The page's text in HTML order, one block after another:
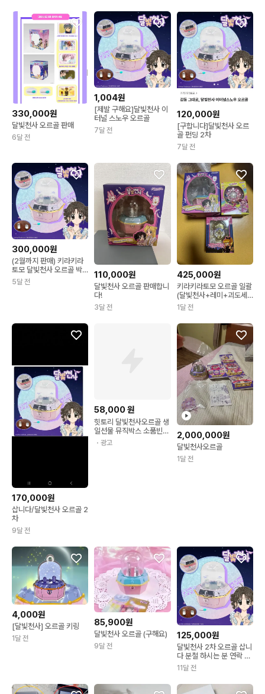
330,000원
달빛천사 오르골 판매
6달 전
1,004원
[제발 구해요]달빛천사 이
터널 스노우 오르골
7달 전
120,000원
[구합니다]달빛천사 오르
골 펀딩 2차
7달 전
300,000원
(2월까지 판매) 키라키라
토모 달빛천사 오르골 박
스세트
5달 전
110,000원
달빛천사 오르골 판매합니
다!
3달 전
425,000원
키라키라토모 오르골 일괄
(달빛천사+레미+괴도세
인트테일)
1달 전
170,000원
삽니다/달빛천사 오르골 2
차
9달 전
58,000원
힛토리 달빛천사오르골 생
일선물 뮤직박스 소품빈티
・광고
2,000,000원
달빛천사오르골
1달 전
4,000원
[달빛천사] 오르골 키링
1달 전
85,900원
달빛천사 오르골 (구해요)
9달 전
125,000원
달빛천사 2차 오르골 삽니
다 분철 하시는 분 연락 주
세요
11달 전